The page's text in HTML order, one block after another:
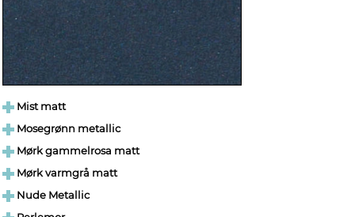
Mist matt
Mosegrønn metallic
Mørk gammelrosa matt
Mørk varmgrå matt
Nude Metallic